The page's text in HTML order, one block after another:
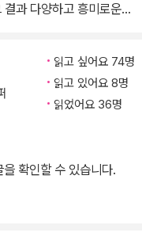
과 다양하고 흥미로운
수다 소설인 「데뷔」로
딸에게 라면을 끓여주는
필요성을 이야기하는
자
다. 길이에 비해 굉장히
길 권한다. 볼 때마다
로봇에게 이질감이 아
읽고 싶어요 74명
읽고 있어요 8명
읽었어요 36명
확인할 수 있습니다.